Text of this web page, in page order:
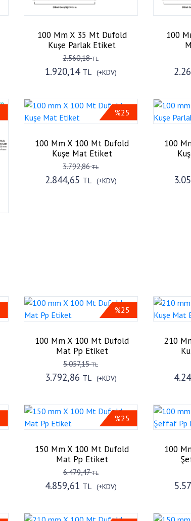
100 Mm X 35 Mt Dufold
Kuşe Parlak Etiket
2.560,18TL
1.920,14 TL (+KDV)
100
%25
100 Mm X 100 Mt Dufold
Kuşe Mat Etiket
3.792,86TL
2.844,65 TL (+KDV)
100
%25
100 Mm X 100 Mt Dufold
Mat Pp Etiket
5.057,15TL
3.792,86 TL (+KDV)
210
%25
150 Mm X 100 Mt Dufold
Mat Pp Etiket
6.479,47TL
4.859,61 TL (+KDV)
100